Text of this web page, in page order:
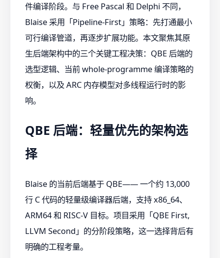
件编译阶段。与 Free Pascal 和 Delphi 不同，
Blaise 采用「Pipeline-First」策略：先打通最小
可行编译管道，再逐步扩展功能。本文聚焦其原
生后端架构中的三个关键工程决策：QBE 后端的
选型逻辑、当前 whole-programme 编译策略的
权衡，以及 ARC 内存模型对多线程运行时的影
响。
QBE 后端：轻量优先的架构选
择
Blaise 的当前后端基于 QBE—— 一个约 13,000
行 C 代码的轻量级编译器后端，支持 x86_64、
ARM64 和 RISC-V 目标。项目采用「QBE First,
LLVM Second」的分阶段策略，这一选择背后有
明确的工程考量。